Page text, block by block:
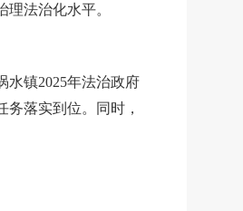
法治化水平。
水镇2025年法治政府
落实到位。同时，